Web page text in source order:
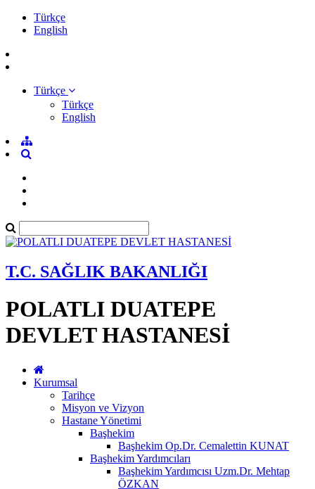
Türkçe
English
Türkçe
Türkçe
English
T.C. SAĞLIK BAKANLIĞI
POLATLI DUATEPE
DEVLET HASTANESİ
Kurumsal
Tarihçe
Misyon ve Vizyon
Hastane Yönetimi
Başhekim
Başhekim Op.Dr. Cemalettin KUNAT
Başhekim Yardımcıları
Başhekim Yardımcısı Uzm.Dr. Mehtap
ÖZKAN